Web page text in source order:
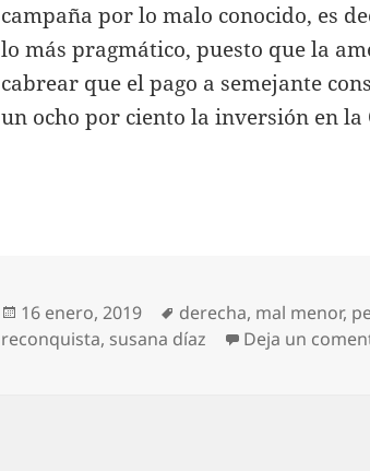
campaña por lo malo conocido, es
lo más pragmático, puesto que la
cabrear que el pago a semejante
un ocho por ciento la inversión en la
Publicado
el
16 enero, 2019 Etiquetas
derecha, mal menor,
reconquista, susana díaz Deja un